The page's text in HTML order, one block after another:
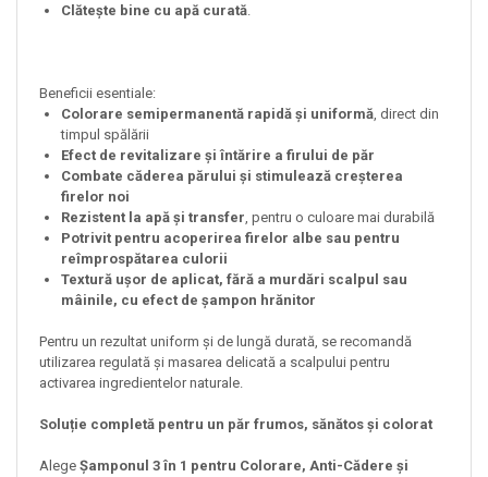
Clătește bine cu apă curată.
Beneficii esentiale:
Colorare semipermanentă rapidă și uniformă, direct din
timpul spălării
Efect de revitalizare și întărire a firului de păr
Combate căderea părului și stimulează creșterea
firelor noi
Rezistent la apă și transfer, pentru o culoare mai durabilă
Potrivit pentru acoperirea firelor albe sau pentru
reîmprospătarea culorii
Textură ușor de aplicat, fără a murdări scalpul sau
mâinile, cu efect de șampon hrănitor
Pentru un rezultat uniform și de lungă durată, se recomandă
utilizarea regulată și masarea delicată a scalpului pentru
activarea ingredientelor naturale.
Soluție completă pentru un păr frumos, sănătos și colorat
Alege Șamponul 3 în 1 pentru Colorare, Anti-Cădere și